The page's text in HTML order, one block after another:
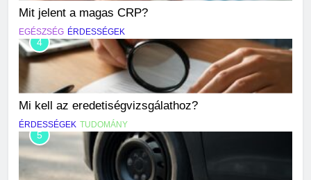
Mit jelent a magas CRP?
EGÉSZSÉG ÉRDESSÉGEK
4
Mi kell az eredetiségvizsgálathoz?
ÉRDESSÉGEK TUDOMÁNY
5